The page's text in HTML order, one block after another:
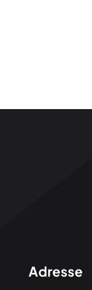
Adresse